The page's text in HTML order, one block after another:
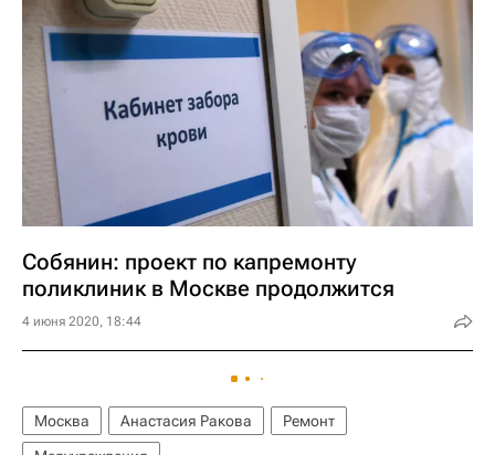
Собянин: проект по капремонту
поликлиник в Москве продолжится
4 июня 2020, 18:44
Москва Анастасия Ракова
Ремонт